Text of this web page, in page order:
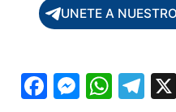
UNETE A
F M W T